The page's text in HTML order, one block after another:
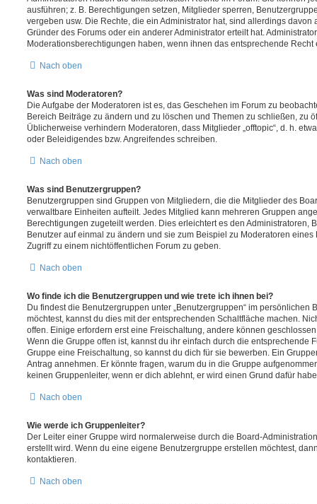
ausführen; z. B. Berechtigungen setzen, Mitglieder sperren,
vergeben usw. Die Rechte, die ein Administrator hat, sind allerdings
Gründer des Forums oder ein anderer Administrator erteilt hat.
Moderationsberechtigungen haben, wenn ihnen das entsprechende Recht
Nach oben
Was sind Moderatoren?
Die Aufgabe der Moderatoren ist es, das Geschehen im Forum zu
Bereich Beiträge zu ändern und zu löschen und Themen zu schließen, zu
Üblicherweise verhindern Moderatoren, dass Mitglieder „offtopic“, d. h.
oder Beleidigendes bzw. Angreifendes schreiben.
Nach oben
Was sind Benutzergruppen?
Benutzergruppen sind Gruppen von Mitgliedern, die die Mitglieder des
verwaltbare Einheiten aufteilt. Jedes Mitglied kann mehreren Gruppen
Berechtigungen zugeteilt werden. Dies erleichtert es den Administratoren,
Benutzer auf einmal zu ändern und sie zum Beispiel zu Moderatoren
Zugriff zu einem nichtöffentlichen Forum zu geben.
Nach oben
Wo finde ich die Benutzergruppen und wie trete ich ihnen bei?
Du findest die Benutzergruppen unter „Benutzergruppen“ im persönlichen
möchtest, kannst du dies mit der entsprechenden Schaltfläche machen.
offen. Einige erfordern erst eine Freischaltung, andere können
Wenn die Gruppe offen ist, kannst du ihr einfach durch die entsprechende
Gruppe eine Freischaltung, so kannst du dich für sie bewerben. Ein
Antrag annehmen. Er könnte fragen, warum du in die Gruppe
keinen Gruppenleiter, wenn er dich ablehnt, er wird einen Grund dafür
Nach oben
Wie werde ich Gruppenleiter?
Der Leiter einer Gruppe wird normalerweise durch die Board-
erstellt wird. Wenn du eine eigene Benutzergruppe erstellen möchtest,
kontaktieren.
Nach oben